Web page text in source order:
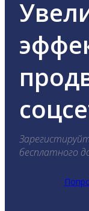
бесплатного